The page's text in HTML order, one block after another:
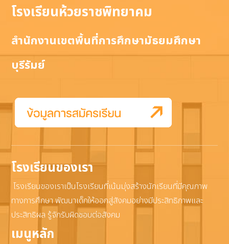
โรงเรียนห้วยราชพิทยาคม
สำนักงานเขตพื้นที่การศึกษามัธยมศึกษา
บุรีรัมย์
โรงเรียนของเรา
โรงเรียนของเราเป็นโรงเรียนที่เน้นมุ่งสร้างนักเรียนที่มีคุณภาพ
ทางการศึกษา พัฒนาเด็กให้ออกสู่สังคมอย่างมีประสิทธิภาพและ
ประสิทธิผล รู้จักรับผิดชอบต่อสังคม
เมนูหลัก